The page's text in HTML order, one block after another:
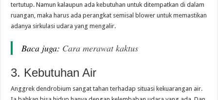
tertutup. Namun kalaupun ada kebutuhan untuk ditempatkan di dalam
ruangan, maka harus ada perangkat semisal blower untuk memastikan
adanya sirkulasi udara yang mengalir.
Baca juga: Cara merawat kaktus
3. Kebutuhan Air
Anggrek dendrobium sangat tahan terhadap situasi kekuarangan air.